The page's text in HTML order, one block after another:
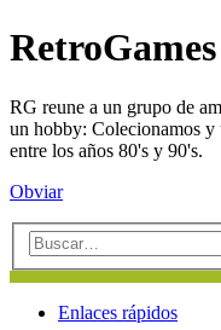
RetroGames
RG reune a un grupo de
un hobby: Colecionamos y
entre los años 80's y 90's.
Obviar
Enlaces rápidos